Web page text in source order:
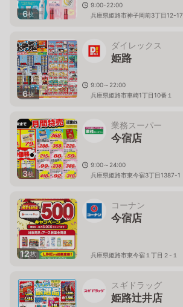
6枚
9:00-22:00
兵庫県姫路市神子岡前3丁目12-17
6枚
ダイレックス
姫路
9:00～22:00
兵庫県姫路市車崎1丁目10番１
3枚
業務スーパー
今宿店
9:00～24:00
兵庫県姫路市東今宿3丁目1387-1
12枚
コーナン
今宿店
兵庫県姫路市東今宿１丁目２-１
スギドラッグ
姫路辻井店